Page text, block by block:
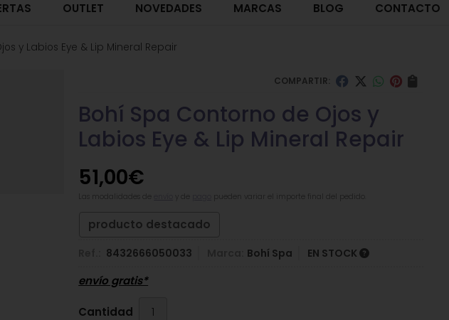
OUTLET NOVEDADES MARCAS BLOG CONTACTO
y Labios Eye & Lip Mineral Repair
COMPARTIR:
Bohí Spa Contorno de Ojos y
Labios Eye & Lip Mineral Repair
51,00€
pueden variar el importe final del pedido.
producto destacado
8432666050033 Bohí Spa EN STOCK
envío gratis*
Cantidad